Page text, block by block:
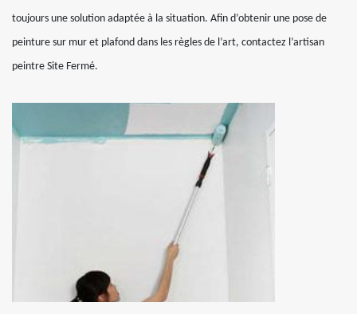
toujours une solution adaptée à la situation. Afin d’obtenir une pose de
peinture sur mur et plafond dans les règles de l’art, contactez l’artisan
peintre Site Fermé.